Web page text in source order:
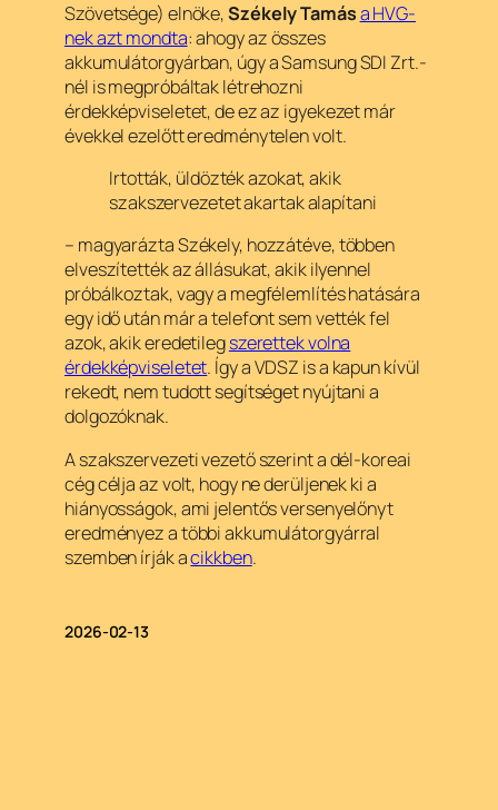
Szövetsége) elnöke,Székely Tamása HVG-
nek azt mondta: ahogy az összes
akkumulátorgyárban, úgy a Samsung SDI Zrt.-
nél is megpróbáltak létrehozni
érdekképviseletet, de ez az igyekezet már
évekkel ezelőtt eredménytelen volt.
Irtották, üldözték azokat, akik
szakszervezetet akartak alapítani
– magyarázta Székely, hozzátéve, többen
elveszítették az állásukat, akik ilyennel
próbálkoztak, vagy a megfélemlítés hatására
egy idő után már a telefont sem vették fel
azok, akik eredetilegszerettek volna
érdekképviseletet. Így a VDSZ is a kapun kívül
rekedt, nem tudott segítséget nyújtani a
dolgozóknak.
A szakszervezeti vezető szerint a dél-koreai
cég célja az volt, hogy ne derüljenek ki a
hiányosságok, ami jelentős versenyelőnyt
eredményez a többi akkumulátorgyárral
szemben írják acikkben.
2026-02-13